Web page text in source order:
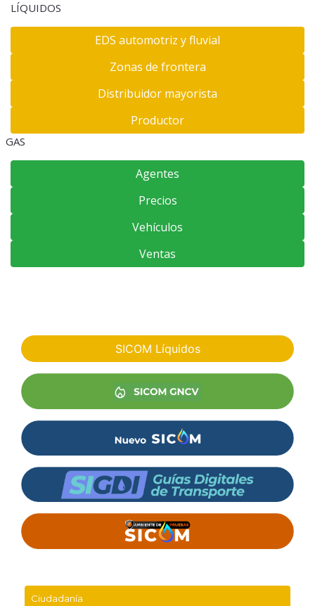
LÍQUIDOS
EDS automotriz y fluvial
Zonas de frontera
Distribuidor mayorista
Productor
GAS
Agentes
Precios
Vehículos
Ventas
SICOM Líquidos
Ciudadanía